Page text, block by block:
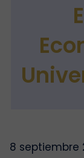
8 septiembre